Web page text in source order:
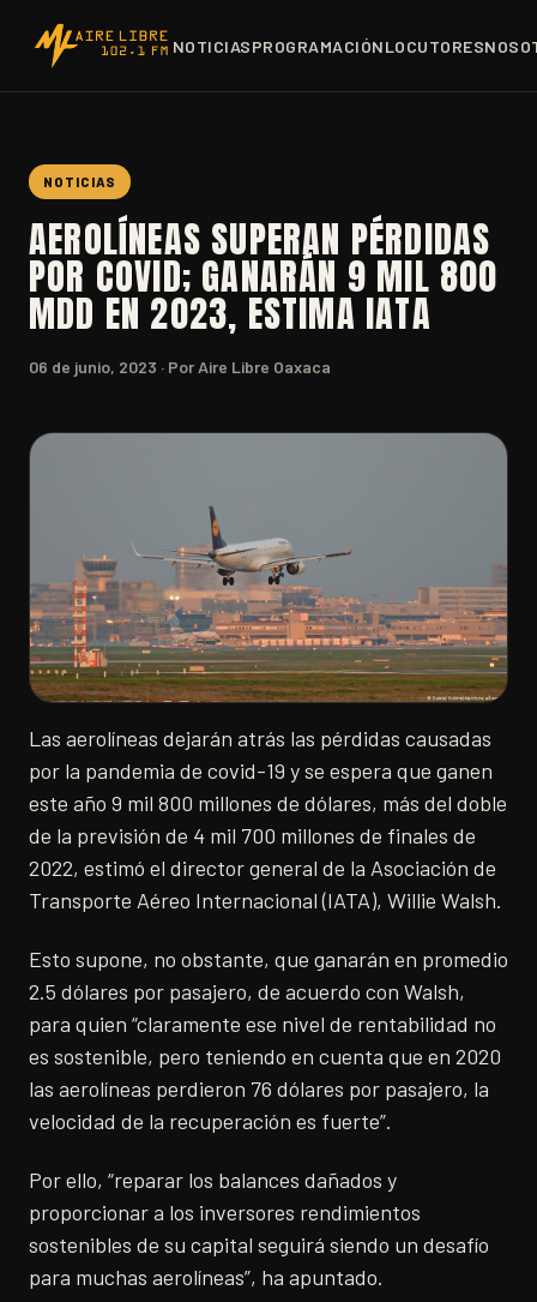
NOTICIASPROGRAMACIÓNLOCUTORES
NOTICIAS
AEROLÍNEAS SUPERAN PÉRDIDAS
POR COVID; GANARÁN 9 MIL 800
MDD EN 2023, ESTIMA IATA
06 de junio, 2023 · Por Aire Libre Oaxaca
Las aerolíneas dejarán atrás las pérdidas causadas
por la pandemia de covid-19 y se espera que ganen
este año 9 mil 800 millones de dólares, más del doble
de la previsión de 4 mil 700 millones de finales de
2022, estimó el director general de la Asociación de
Transporte Aéreo Internacional (IATA), Willie Walsh.
Esto supone, no obstante, que ganarán en promedio
2.5 dólares por pasajero, de acuerdo con Walsh,
para quien “claramente ese nivel de rentabilidad no
es sostenible, pero teniendo en cuenta que en 2020
las aerolíneas perdieron 76 dólares por pasajero, la
velocidad de la recuperación es fuerte”.
Por ello, “reparar los balances dañados y
proporcionar a los inversores rendimientos
sostenibles de su capital seguirá siendo un desafío
para muchas aerolíneas”, ha apuntado.